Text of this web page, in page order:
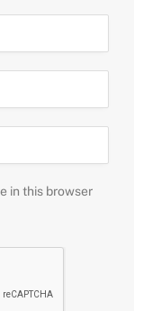
in this browser